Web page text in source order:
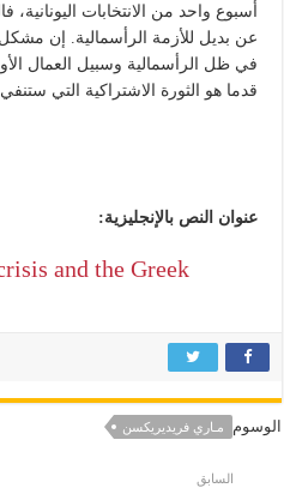
أسبوع واحد من الانتخابات اليونانية،
عن بديل للأزمة الرأسمالية. إن
في ظل الرأسمالية وسبيل العمال
قدما هو الثورة الاشتراكية التي
عنوان النص بالإنجليزية:
and the Greek
الوسوم مـاري فريديريكسن
السابق